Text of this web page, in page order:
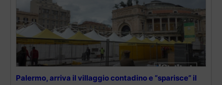
Palermo, arriva il villaggio contadino e “sparisce” il